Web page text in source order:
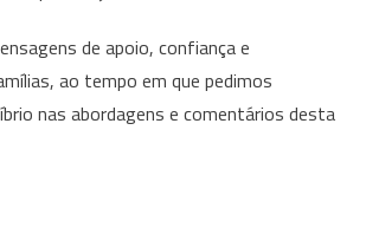
de apoio, confiança e
ao tempo em que pedimos
nas abordagens e comentários desta